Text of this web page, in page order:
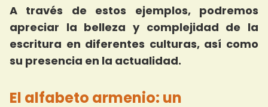
A través de estos ejemplos, podremos
apreciar la belleza y complejidad de la
escritura en diferentes culturas, así como
su presencia en la actualidad.
El alfabeto armenio: un